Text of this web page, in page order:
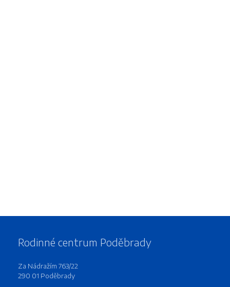
Rodinné centrum Poděbrady
Za Nádražím 763/22
290 01 Poděbrady